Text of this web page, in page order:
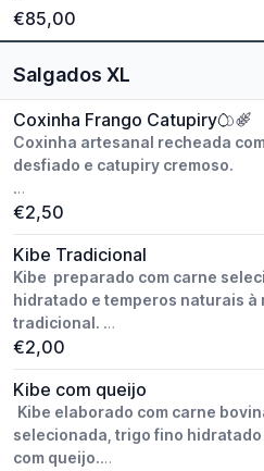
Peso unitário: aprox. 20g.
Modo de preparo: artesanal.
€85,00
Salgados XL
Coxinha Frango Catupiry
Coxinha artesanal recheada
desfiado e catupiry cremoso.
Peso unitário: aprox. 100g.
Modo de preparo: artesanal.
Congelado / pronto fritos.
Valor da Und.
€2,50
Kibe Tradicional
Kibe preparado com carne
hidratado e temperos naturais à
tradicional.
Peso unitário: aprox. 100g.
Modo de preparo: artesanal.
Congelado / pronto frito
Valor da Und.
€2,00
Kibe com queijo
Kibe elaborado com carne
selecionada, trigo fino
com queijo.